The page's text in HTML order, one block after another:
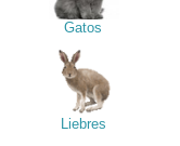
Gatos
Liebres